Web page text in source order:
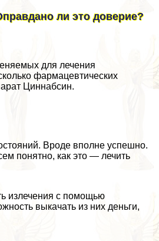
ли это доверие?
для лечения
фармацевтических
Циннабсин.
Вроде вполне успешно.
понятно, как это — лечить
излечения с помощью
выкачать из них деньги,